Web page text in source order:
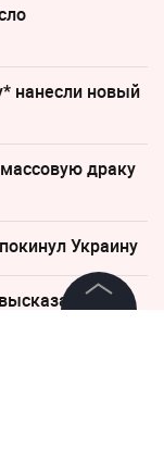
нанесли новый
драку
Украину
о